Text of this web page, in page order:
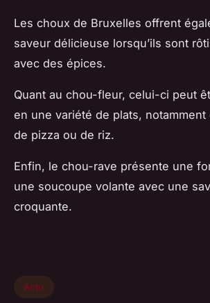
Les choux de Bruxelles offrent
saveur délicieuse lorsqu’ils sont
avec des épices.
Quant au chou-fleur, celui-ci peut
en une variété de plats,
de pizza ou de riz.
Enfin, le chou-rave présente une
une soucoupe volante avec une
croquante.
Actu